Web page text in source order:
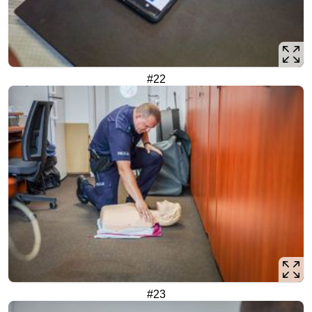
#22
#23